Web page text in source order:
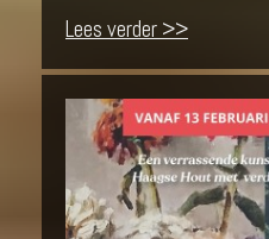
Lees verder >>